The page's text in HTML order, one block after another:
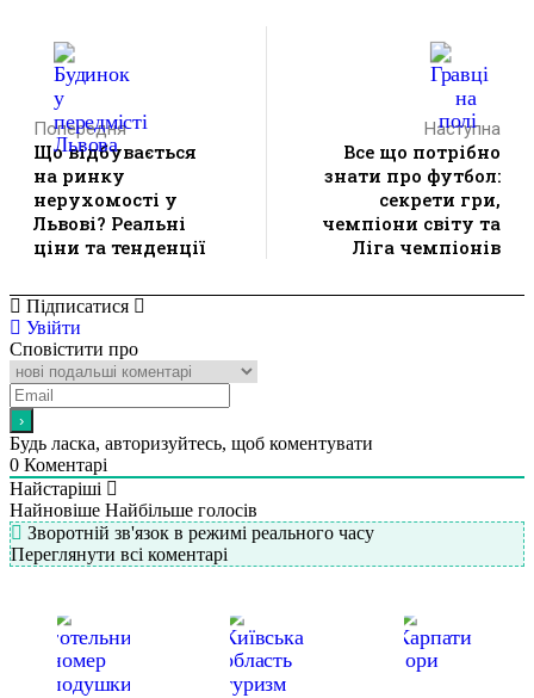
Попередня
Що відбувається
на ринку
нерухомості у
Львові? Реальні
ціни та тенденції
Наступна
Все що потрібно
знати про футбол:
секрети гри,
чемпіони світу та
Ліга чемпіонів
Підписатися
Увійти
Сповістити про
Будь ласка, авторизуйтесь, щоб коментувати
0 Коментарі
Найстаріші
Найновіше Найбільше голосів
Зворотній зв'язок в режимі реального часу
Переглянути всі коментарі